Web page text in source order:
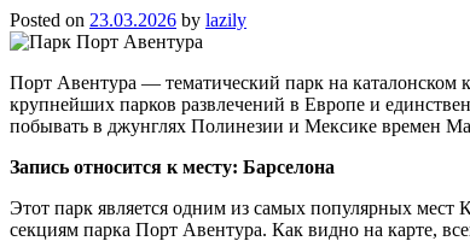
Posted on 23.03.2026 by lazily
Порт Авентура — тематический парк на каталонском
крупнейших парков развлечений в Европе и
побывать в джунглях Полинезии и Мексике времен
Запись относится к месту: Барселона
Этот парк является одним из самых популярных мест
секциям парка Порт Авентура. Как видно на карте,